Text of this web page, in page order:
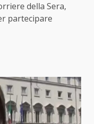
della Sera,
partecipare